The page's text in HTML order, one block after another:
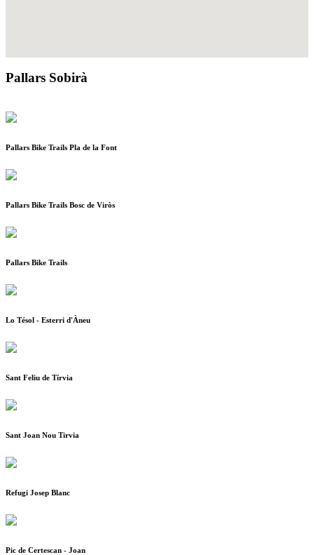
Pallars Sobirà
Pallars Bike Trails Pla de la Font
Pallars Bike Trails Bosc de Viròs
Pallars Bike Trails
Lo Tésol - Esterri d'Àneu
Sant Feliu de Tírvia
Sant Joan Nou Tirvia
Refugi Josep Blanc
Pic de Certescan - Joan